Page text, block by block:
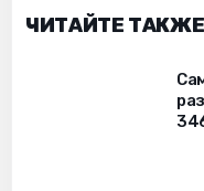
ЧИТАЙТЕ ТАКЖЕ